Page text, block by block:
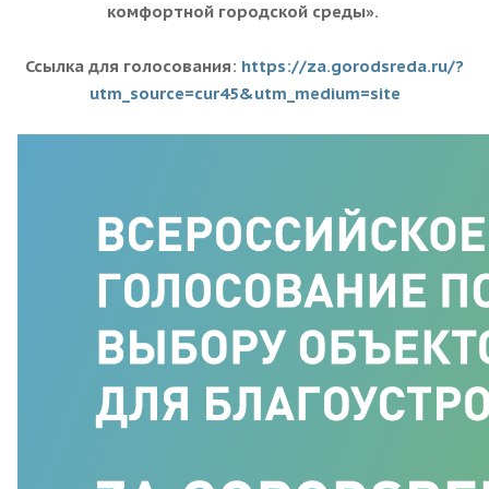
комфортной городской среды».
Ссылка для голосования: https://za.gorodsreda.ru/?
utm_source=cur45&utm_medium=site